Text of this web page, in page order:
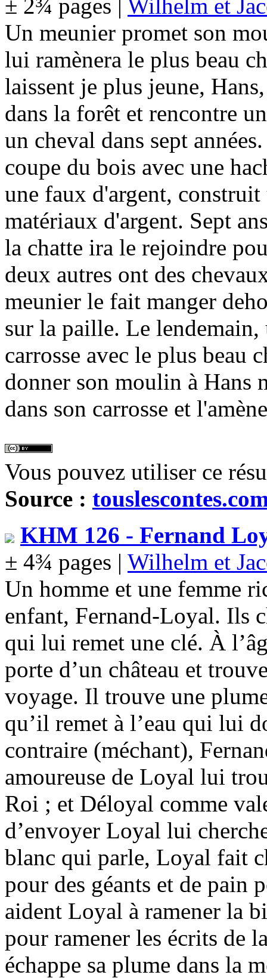
± 2¾ pages | Wilhelm et
Un meunier promet son
lui ramènera le plus beau
laissent je plus jeune,
dans la forêt et rencontre
un cheval dans sept
coupe du bois avec une
une faux d'argent, construit
matériaux d'argent. Sept
la chatte ira le rejoindre
deux autres ont des
meunier le fait manger
sur la paille. Le lendemain,
carrosse avec le plus beau
donner son moulin à Hans
dans son carrosse et
Vous pouvez utiliser ce
Source :
KHM 126 - Fernand
± 4¾ pages | Wilhelm et
Un homme et une femme
enfant, Fernand-Loyal. Ils
qui lui remet une clé. À
porte d’un château et
voyage. Il trouve une
qu’il remet à l’eau qui lui
contraire (méchant),
amoureuse de Loyal lui
Roi ; et Déloyal comme
d’envoyer Loyal lui
blanc qui parle, Loyal fait
pour des géants et de pain
aident Loyal à ramener la
pour ramener les écrits de
échappe sa plume dans la